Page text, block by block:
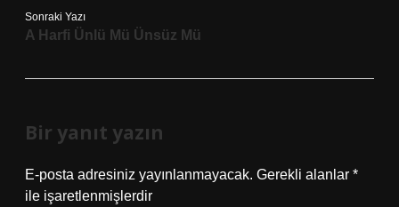
Sonraki Yazı
A Harfi Ünlü Mü Ünsüz Mü
Bir yanıt yazın
E-posta adresiniz yayınlanmayacak. Gerekli alanlar *
ile işaretlenmişlerdir